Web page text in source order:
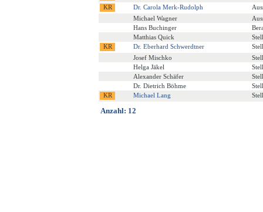
Dr. Carola Merk-Rudolph
Michael Wagner
Hans Buchinger
Matthias Quick
Dr. Eberhard Schwerdtner
Josef Mischko
Helga Jäkel
Alexander Schäfer
Dr. Dietrich Böhme
Michael Lang
Anzahl: 12